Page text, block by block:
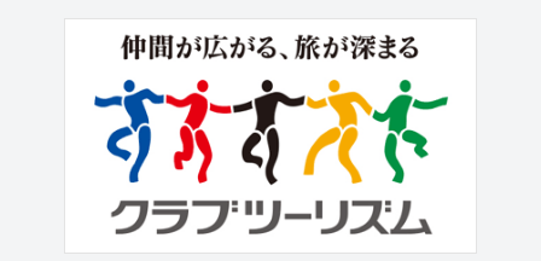
験や韓国伝統服を着ていただいたり、
など、韓国の食や文化を満喫いただけ
るプログラムがもりだくさんです。ビ
ビンバやチーズダッカルビなどの韓国
料理もお楽しみいただきます。この機
会に是非ともお出...